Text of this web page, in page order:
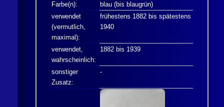
Farbe(n):
blau (bis blaugrün)
verwendet
(vermutlich,
maximal):
frühestens 1882 bis spätestens
1940
verwendet,
wahrscheinlich:
1882 bis 1939
sonstiger
Zusatz:
-